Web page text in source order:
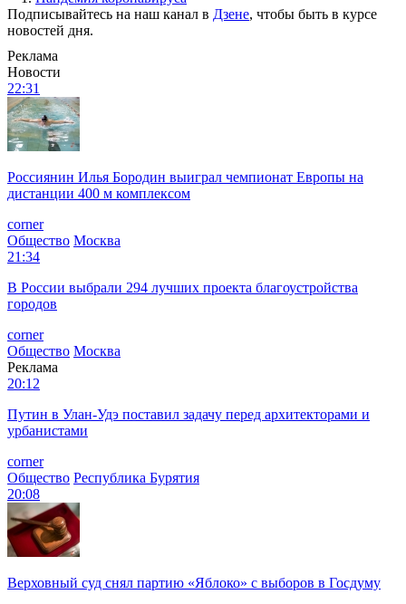
Подписывайтесь на наш канал в Дзене, чтобы быть в курсе
новостей дня.
Реклама
Новости
22:31
Россиянин Илья Бородин выиграл чемпионат Европы на
дистанции 400 м комплексом
corner
Общество Москва
21:34
В России выбрали 294 лучших проекта благоустройства
городов
corner
Общество Москва
Реклама
20:12
Путин в Улан-Удэ поставил задачу перед архитекторами и
урбанистами
corner
Общество Республика Бурятия
20:08
Верховный суд снял партию «Яблоко» с выборов в Госдуму